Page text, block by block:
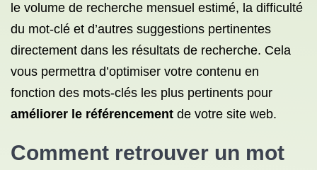
le volume de recherche mensuel estimé, la difficulté
du mot-clé et d’autres suggestions pertinentes
directement dans les résultats de recherche. Cela
vous permettra d’optimiser votre contenu en
fonction des mots-clés les plus pertinents pour
améliorer le référencement de votre site web.
Comment retrouver un mot